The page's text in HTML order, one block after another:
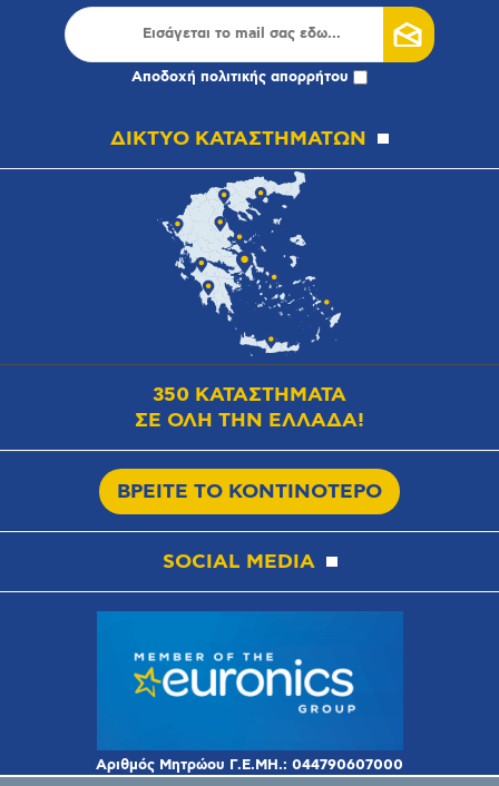
Αποδοχή πολιτικής απορρήτου
ΔΙΚΤΥΟ ΚΑΤΑΣΤΗΜΑΤΩΝ
350 ΚΑΤΑΣΤΗΜΑΤΑ
ΣΕ ΟΛΗ ΤΗΝ ΕΛΛΑΔΑ!
ΒΡΕΙΤΕ ΤΟ ΚΟΝΤΙΝΟΤΕΡΟ
SOCIAL MEDIA